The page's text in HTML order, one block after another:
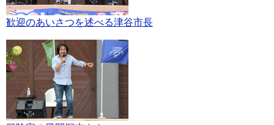
歓迎のあいさつを述べる津谷市長